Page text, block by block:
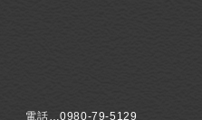
電話…0980-79-5129